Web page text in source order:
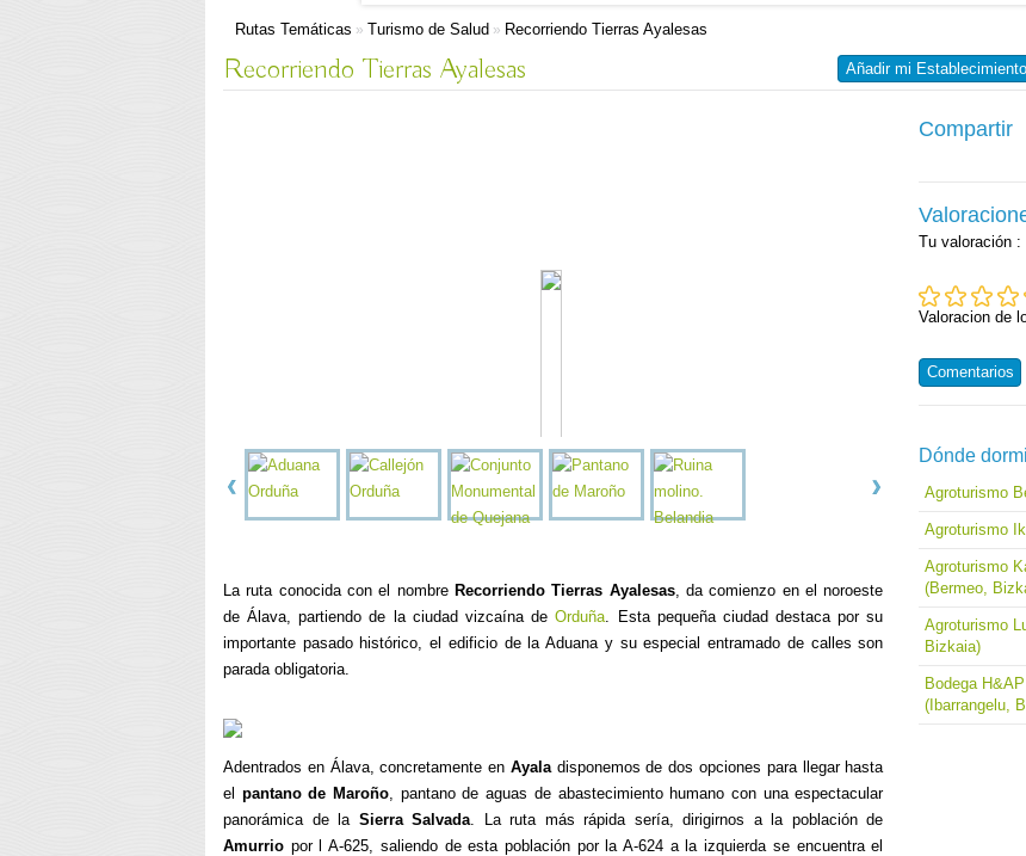
Rutas Temáticas » Turismo de Salud » Recorriendo Tierras Ayalesas
Añadir mi
Recorriendo Tierras Ayalesas
La ruta conocida con el nombre Recorriendo Tierras Ayalesas, da comienzo en el noroeste
de Álava, partiendo de la ciudad vizcaína deOrduña. Esta pequeña ciudad destaca por su
importante pasado histórico, el edificio de la Aduana y su especial entramado de calles son
parada obligatoria.
Adentrados en Álava, concretamente en Ayaladisponemos de dos opciones para llegar hasta
el pantano de Maroño, pantano de aguas de abastecimiento humano con una espectacular
panorámica de la Sierra Salvada. La ruta más rápida sería, dirigirnos a la población de
Amurrio por l A-625, saliendo de esta población por la A-624 a la izquierda se encuentra el
Compartir
Tu valoración :
Valoracion de
Comentarios
Dónde
Agroturismo
Agroturismo
Agroturismo
(Bermeo,
Agroturismo
Bizkaia)
Bodega
(Ibarrangelu,